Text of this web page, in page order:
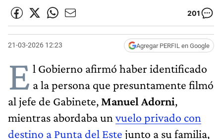
201
21-03-2026 12:23 Agregar PERFIL en Google
E l Gobierno afirmó haber identificado
a la persona que presuntamente filmó
al jefe de Gabinete, Manuel Adorni,
mientras abordaba un vuelo privado con
destino a Punta del Este junto a su familia,